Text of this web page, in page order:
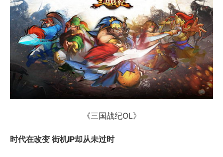
《三国战纪OL》
时代在改变 街机IP却从未过时